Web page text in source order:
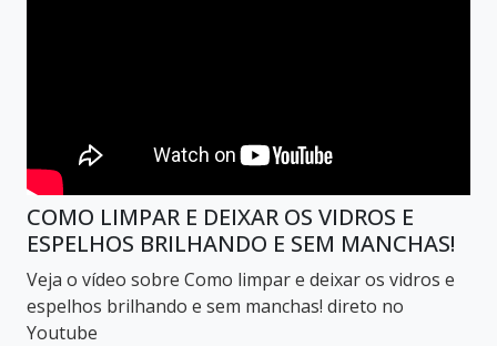
COMO LIMPAR E DEIXAR OS VIDROS E
ESPELHOS BRILHANDO E SEM MANCHAS!
Veja o vídeo sobre Como limpar e deixar os vidros e
espelhos brilhando e sem manchas! direto no
Youtube